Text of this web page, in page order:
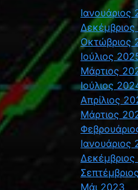
Ιανουάριος
Οκτώβριος
Ιούλιος
Μάρτιος
Ιούλιος
Απρίλιος
Μάρτιος
Ιανουάριος
Μάι 2023